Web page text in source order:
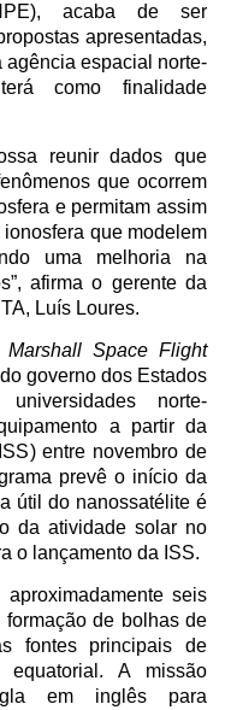
acaba de ser
apresentadas,
espacial norte-
como finalidade
reunir dados que
que ocorrem
e permitam assim
que modelem
uma melhoria na
afirma o gerente da
Luís Loures.
Marshall Space Flight
governo dos Estados
norte-
a partir da
entre novembro de
prevê o início da
útil do nanossatélite é
da atividade solar no
o lançamento da ISS.
aproximadamente seis
de bolhas de
fontes principais de
A missão
em inglês para